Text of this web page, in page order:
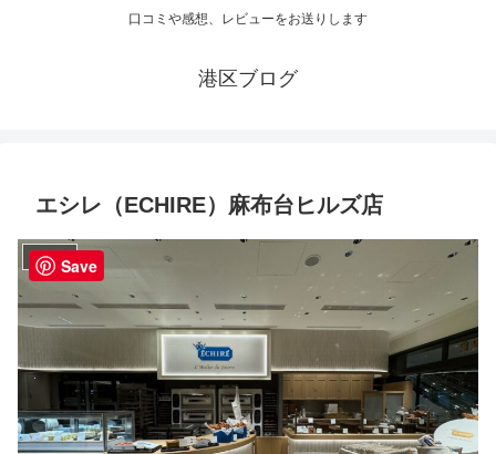
口コミや感想、レビューをお送りします
港区ブログ
エシレ（ECHIRE）麻布台ヒルズ店
ショップSave